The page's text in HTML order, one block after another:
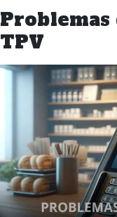
TPV